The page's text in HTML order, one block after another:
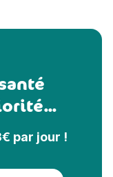
par jour !